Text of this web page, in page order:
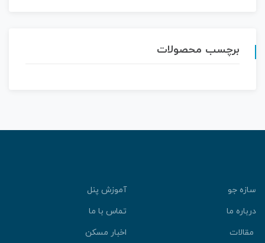
برچسب محصولات
سازه جو
آموزش پنل
درباره ما
تماس با ما
مقالات
اخبار مسکن